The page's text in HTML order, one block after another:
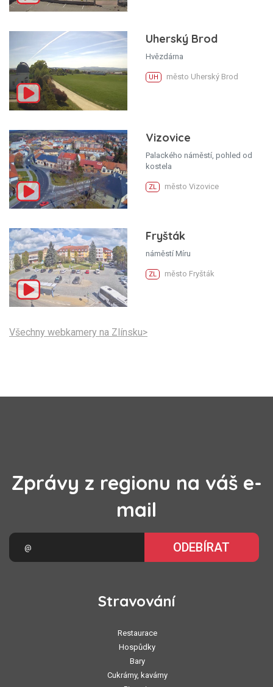
Uherský Brod
Hvězdárna
UH město Uherský Brod
Vizovice
Palackého náměstí, pohled od
kostela
ZL město Vizovice
Fryšták
náměstí Míru
ZL město Fryšták
Všechny webkamery na Zlínsku>
Zprávy z regionu na váš e-
mail
ODEBÍRAT
Stravování
Restaurace
Hospůdky
Bary
Cukrárny, kavárny